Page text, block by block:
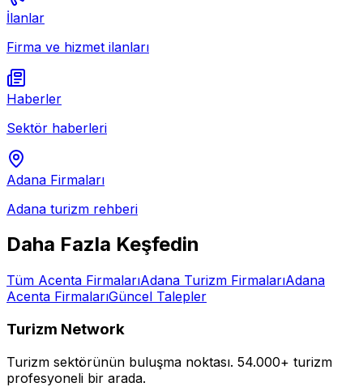
İlanlar
Firma ve hizmet ilanları
Haberler
Sektör haberleri
Adana Firmaları
Adana turizm rehberi
Daha Fazla Keşfedin
Tüm Acenta FirmalarıAdana Turizm FirmalarıAdana
Acenta FirmalarıGüncel Talepler
Turizm Network
Turizm sektörünün buluşma noktası. 54.000+ turizm
profesyoneli bir arada.